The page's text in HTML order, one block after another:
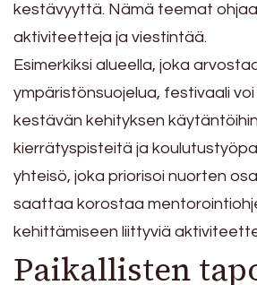
kestävyyttä. Nämä teemat
aktiviteetteja ja viestintää.
Esimerkiksi alueella, joka
ympäristönsuojelua, festivaali
kestävän kehityksen
kierrätyspisteitä ja
yhteisö, joka priorisoi nuorten
saattaa korostaa
kehittämiseen liittyviä
Paikallisten